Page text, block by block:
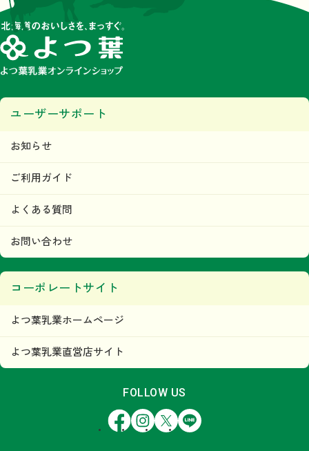
ユーザーサポート
お知らせ
ご利用ガイド
よくある質問
お問い合わせ
コーポレートサイト
よつ葉乳業ホームページ
よつ葉乳業直営店サイト
FOLLOW US
FacebookInstagram
X LINE